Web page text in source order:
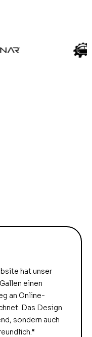
hat unser
einen
an Online-
Das Design
sondern auch